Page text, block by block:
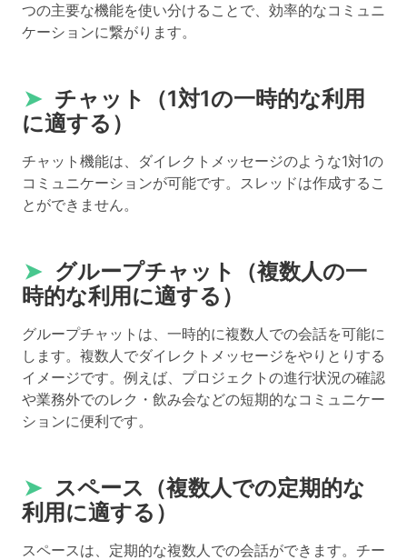
つの主要な機能を使い分けることで、効率的なコミュニ
ケーションに繋がります。
➤ チャット（1対1の一時的な利用
に適する）
チャット機能は、ダイレクトメッセージのような1対1の
コミュニケーションが可能です。スレッドは作成するこ
とができません。
➤ グループチャット（複数人の一
時的な利用に適する）
グループチャットは、一時的に複数人での会話を可能に
します。複数人でダイレクトメッセージをやりとりする
イメージです。例えば、プロジェクトの進行状況の確認
や業務外でのレク・飲み会などの短期的なコミュニケー
ションに便利です。
➤ スペース（複数人での定期的な
利用に適する）
スペースは、定期的な複数人での会話ができます。チー